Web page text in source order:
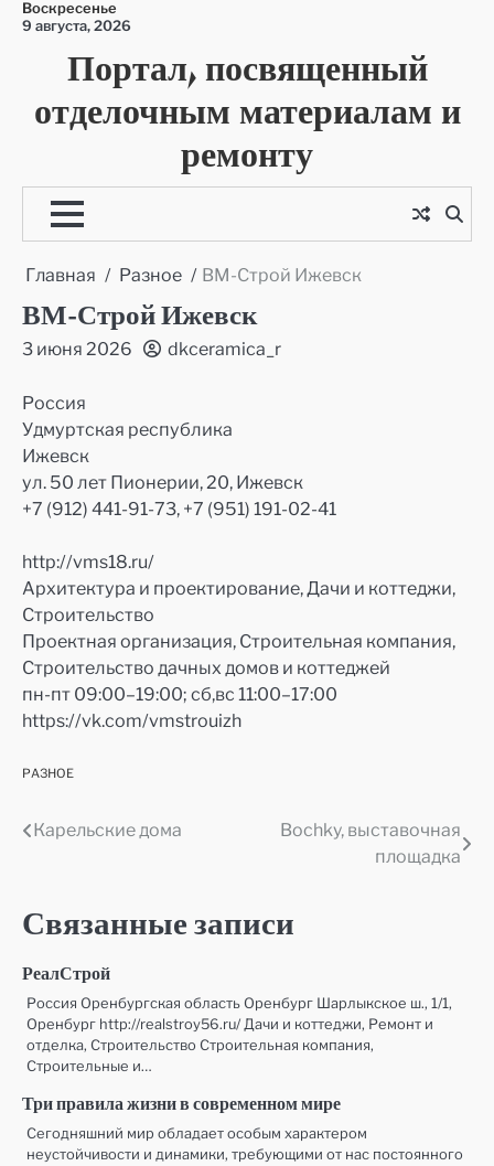
Перейти
содержимому
Воскресенье
9 августа, 2026
Портал, посвященный
отделочным материалам и
ремонту
Главная Разное ВМ-Строй Ижевск
ВМ-Строй Ижевск
3 июня 2026 dkceramica_r
Россия
Удмуртская республика
Ижевск
ул. 50 лет Пионерии, 20, Ижевск
+7 (912) 441-91-73, +7 (951) 191-02-41
http://vms18.ru/
Архитектура и проектирование, Дачи и коттеджи,
Строительство
Проектная организация, Строительная компания,
Строительство дачных домов и коттеджей
пн-пт 09:00–19:00; сб,вс 11:00–17:00
https://vk.com/vmstrouizh
РАЗНОЕ
Навигация
записям
Карельские дома
Bochky, выставочная
площадка
Связанные записи
РеалСтрой
Россия Оренбургская область Оренбург Шарлыкское ш., 1/1,
Оренбург http://realstroy56.ru/ Дачи и коттеджи, Ремонт и
отделка, Строительство Строительная компания,
Строительные и…
Три правила жизни в современном мире
Сегодняшний мир обладает особым характером
неустойчивости и динамики, требующими от нас постоянного